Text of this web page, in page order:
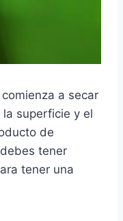
a secar
superficie y el
de
tener
tener una